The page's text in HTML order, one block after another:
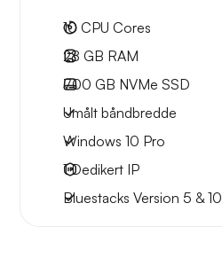
10 CPU Cores
28 GB RAM
700 GB NVMe SSD
Umålt båndbredde
Windows 10 Pro
1Dedikert IP
Bluestacks Version 5 & 10